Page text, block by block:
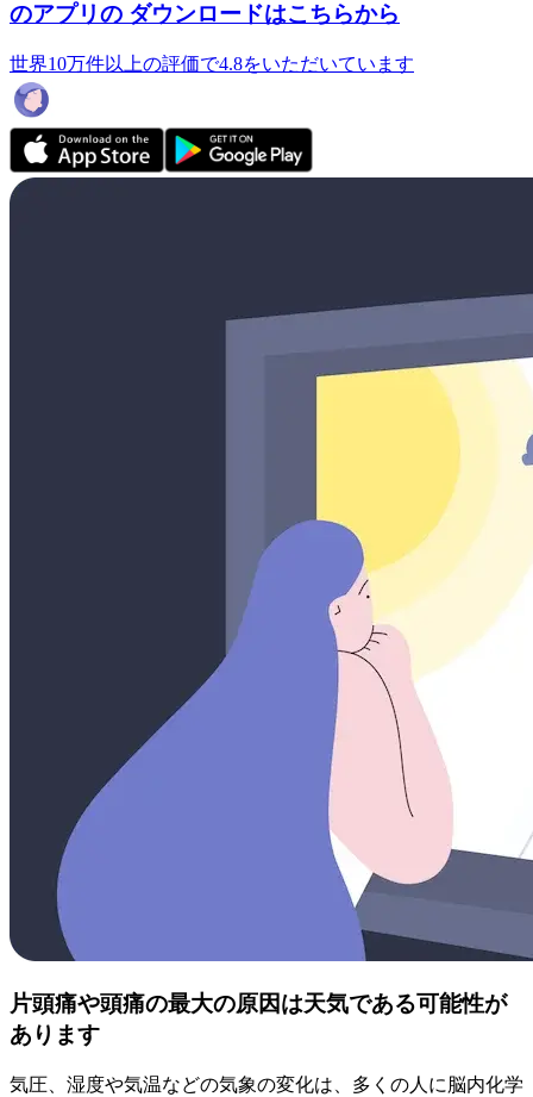
のアプリの ダウンロードはこちらから
世界10万件以上の評価で4.8をいただいています
片頭痛や頭痛の最大の原因は天気である可能性が
あります
気圧、湿度や気温などの気象の変化は、多くの人に脳内化学